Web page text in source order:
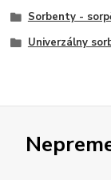
Sorbenty -
Univerzálny